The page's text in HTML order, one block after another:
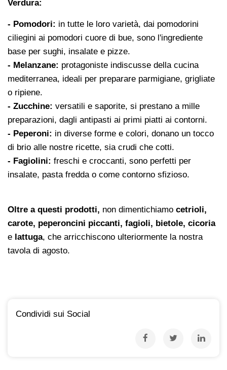
Verdura:
- Pomodori: in tutte le loro varietà, dai pomodorini
ciliegini ai pomodori cuore di bue, sono l'ingrediente
base per sughi, insalate e pizze.
- Melanzane: protagoniste indiscusse della cucina
mediterranea, ideali per preparare parmigiane, grigliate
o ripiene.
- Zucchine: versatili e saporite, si prestano a mille
preparazioni, dagli antipasti ai primi piatti ai contorni.
- Peperoni: in diverse forme e colori, donano un tocco
di brio alle nostre ricette, sia crudi che cotti.
- Fagiolini: freschi e croccanti, sono perfetti per
insalate, pasta fredda o come contorno sfizioso.
Oltre a questi prodotti, non dimentichiamo cetrioli,
carote, peperoncini piccanti, fagioli, bietole, cicoria
e lattuga, che arricchiscono ulteriormente la nostra
tavola di agosto.
Condividi sui Social